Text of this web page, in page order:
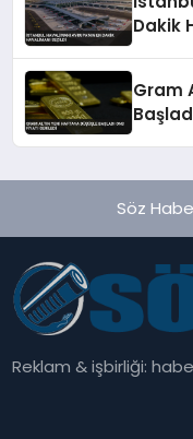
Dakik
Gram
Söz
Reklam & işbirliği: